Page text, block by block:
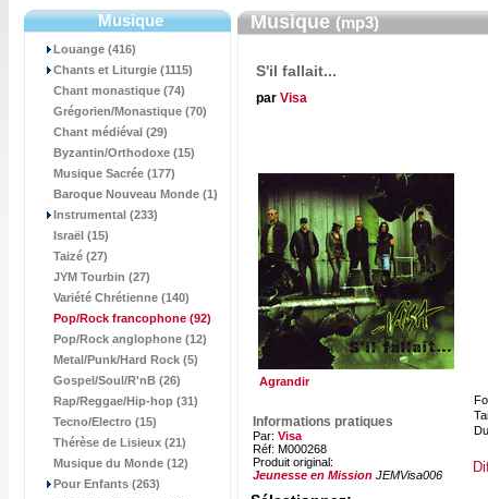
Musique
Louange (416)
Chants et Liturgie (1115)
Chant monastique (74)
Grégorien/Monastique (70)
Chant médiéval (29)
Byzantin/Orthodoxe (15)
Musique Sacrée (177)
Baroque Nouveau Monde (1)
Instrumental (233)
Israël (15)
Taizé (27)
JYM Tourbin (27)
Variété Chrétienne (140)
Pop/Rock francophone (92)
Pop/Rock anglophone (12)
Metal/Punk/Hard Rock (5)
Gospel/Soul/R'nB (26)
Rap/Reggae/Hip-hop (31)
Tecno/Electro (15)
Thérèse de Lisieux (21)
Musique du Monde (12)
Pour Enfants (263)
Musique(mp3)
S'il fallait...
par Visa
Agrandir
Informations pratiques
Par: Visa
Réf: M000268
Produit original:
Jeunesse en Mission JEMVisa006